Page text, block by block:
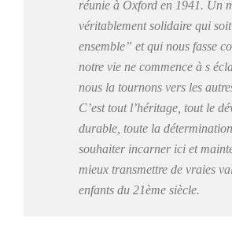
réunie à Oxford en 1941. Un
véritablement solidaire qui
ensemble” et qui nous fasse
notre vie ne commence à s
nous la tournons vers les
C’est tout l’héritage, tout le
durable, toute la
souhaiter incarner ici et
mieux transmettre de vraies
enfants du 21ème siècle.